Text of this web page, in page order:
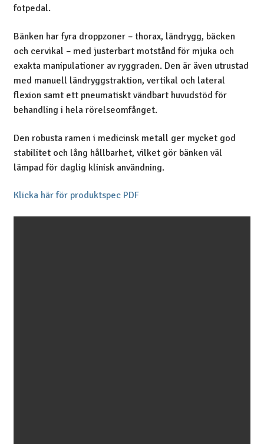
fotpedal.
Bänken har fyra droppzoner – thorax, ländrygg, bäcken
och cervikal – med justerbart motstånd för mjuka och
exakta manipulationer av ryggraden. Den är även utrustad
med manuell ländryggstraktion, vertikal och lateral
flexion samt ett pneumatiskt vändbart huvudstöd för
behandling i hela rörelseomfånget.
Den robusta ramen i medicinsk metall ger mycket god
stabilitet och lång hållbarhet, vilket gör bänken väl
lämpad för daglig klinisk användning.
Klicka här för produktspec PDF